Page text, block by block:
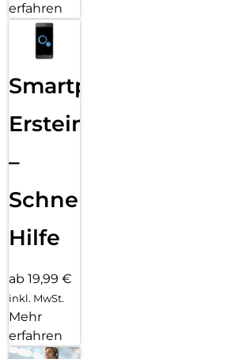
erfahren
Smartphone
Ersteinrichtung
–
Schnelle
Hilfe
ab 19,99 €
inkl. MwSt.
Mehr
erfahren